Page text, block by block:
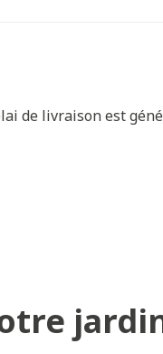
de livraison est